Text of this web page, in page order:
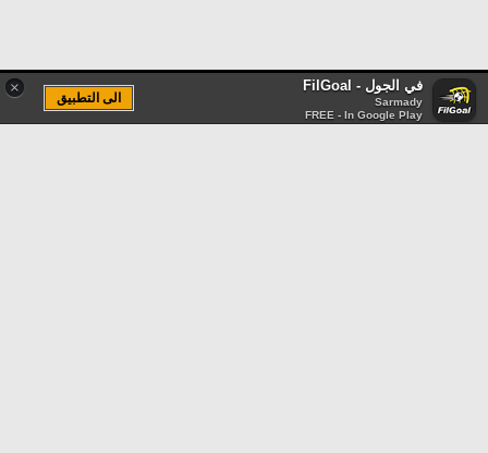
× في الجول - FilGoal
Sarmady
FREE - In Google Play
الى التطبيق